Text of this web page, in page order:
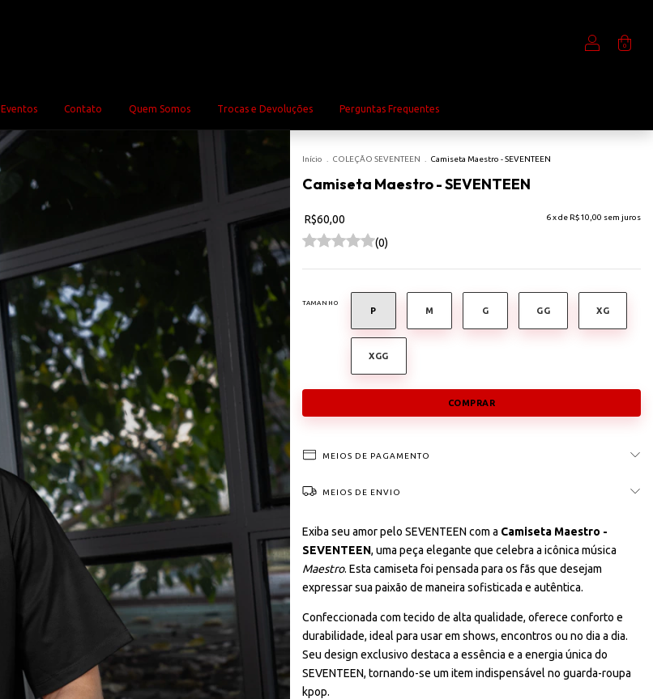
0
Eventos Contato Quem Somos Trocas e Devoluções Perguntas Frequentes
Início COLEÇÃO SEVENTEEN Camiseta Maestro - SEVENTEEN
Camiseta Maestro - SEVENTEEN
R$60,00 6x de R$10,00 sem juros
(0)
TAMANHO
P M G GG XG
XGG
MEIOS DE PAGAMENTO
MEIOS DE ENVIO
Exiba seu amor pelo SEVENTEEN com a Camiseta Maestro -
SEVENTEEN, uma peça elegante que celebra a icônica música
Maestro. Esta camiseta foi pensada para os fãs que desejam
expressar sua paixão de maneira sofisticada e autêntica.
Confeccionada com tecido de alta qualidade, oferece conforto e
durabilidade, ideal para usar em shows, encontros ou no dia a dia.
Seu design exclusivo destaca a essência e a energia única do
SEVENTEEN, tornando-se um item indispensável no guarda-roupa
kpop.